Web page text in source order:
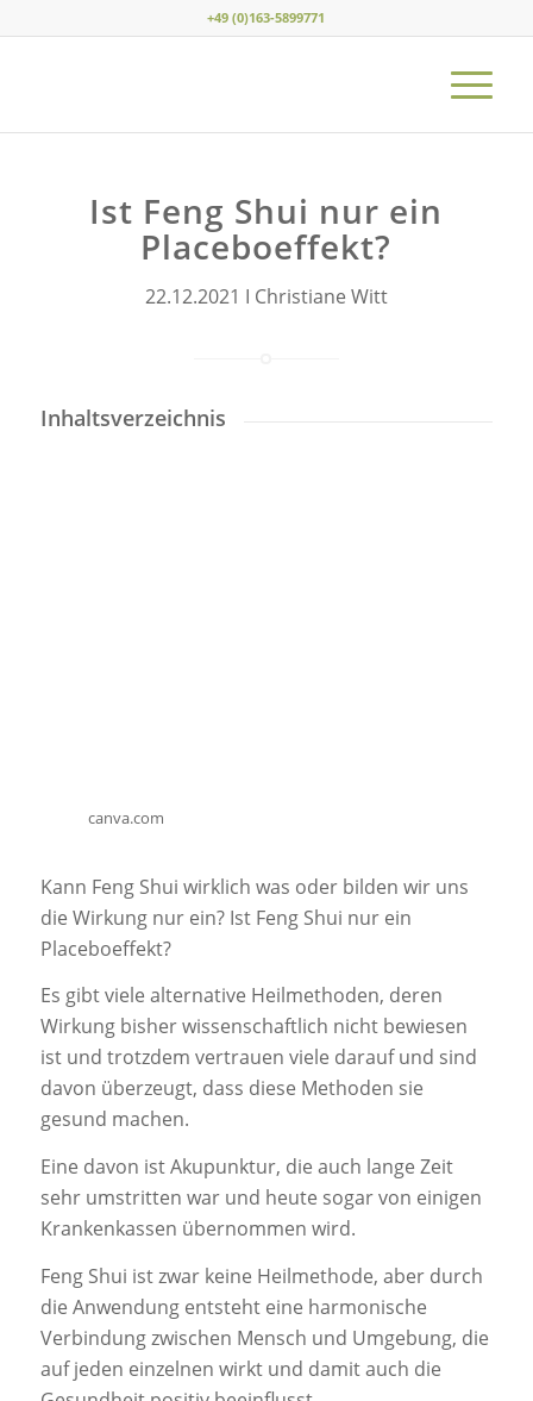
+49 (0)163-5899771
Ist Feng Shui nur ein
Placeboeffekt?
22.12.2021 I Christiane Witt
Inhaltsverzeichnis
canva.com
Kann Feng Shui wirklich was oder bilden wir uns
die Wirkung nur ein? Ist Feng Shui nur ein
Placeboeffekt?
Es gibt viele alternative Heilmethoden, deren
Wirkung bisher wissenschaftlich nicht bewiesen
ist und trotzdem vertrauen viele darauf und sind
davon überzeugt, dass diese Methoden sie
gesund machen.
Eine davon ist Akupunktur, die auch lange Zeit
sehr umstritten war und heute sogar von einigen
Krankenkassen übernommen wird.
Feng Shui ist zwar keine Heilmethode, aber durch
die Anwendung entsteht eine harmonische
Verbindung zwischen Mensch und Umgebung, die
auf jeden einzelnen wirkt und damit auch die